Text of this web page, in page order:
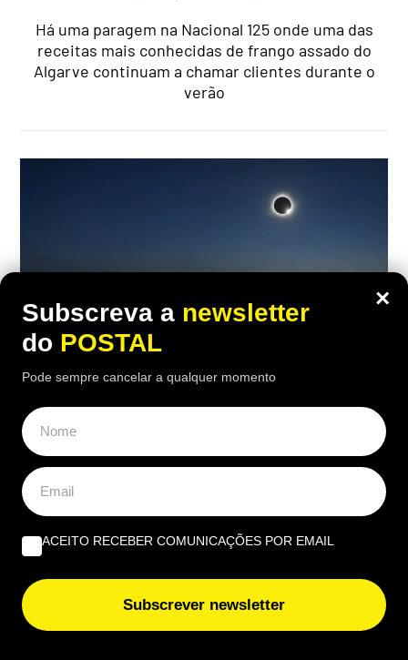
Há uma paragem na Nacional 125 onde uma das
receitas mais conhecidas de frango assado do
Algarve continuam a chamar clientes durante o
verão
“Anel de diamante”: este fenómeno
raro durante o eclipse solar vai durar
cerca de 26 segundos e é isto que vai
acontecer
Fenómeno conhecido como "anel de diamante"
×
Subscreva a newsletter
do POSTAL
Pode sempre cancelar a qualquer momento
ACEITO RECEBER COMUNICAÇÕES POR EMAIL
Subscrever newsletter